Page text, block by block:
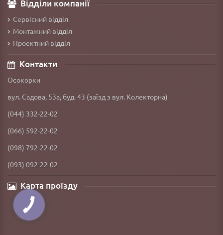
Відділи компанії
Сервісний відділ
Монтажний відділ
Проектний відділ
Контакти
Осокорки
вул. Садова, 53а, буд. 43 (заїзд з вул. Колекторна)
(044) 332-22-02
(066) 592-22-02
(098) 792-22-02
(093) 092-22-02
Карта проїзду